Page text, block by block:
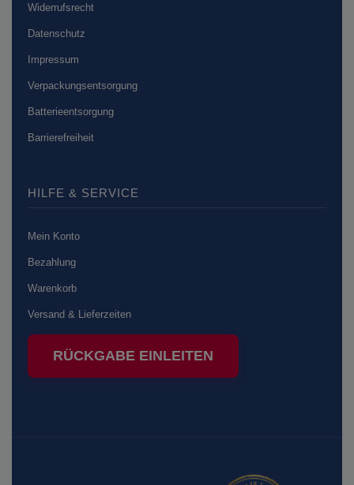
Widerrufsrecht
Datenschutz
Impressum
Verpackungsentsorgung
Batterieentsorgung
Barrierefreiheit
HILFE & SERVICE
Mein Konto
Bezahlung
Warenkorb
Versand & Lieferzeiten
RÜCKGABE EINLEITEN